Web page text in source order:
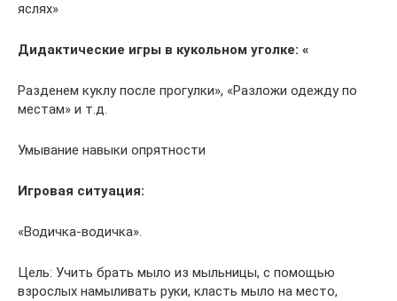
яслях»
Дидактические игры в кукольном уголке: «
Разденем куклу после прогулки», «Разложи одежду по
местам» и т.д.
Умывание навыки опрятности
Игровая ситуация:
«Водичка-водичка».
Цель: Учить брать мыло из мыльницы, с помощью
взрослых намыливать руки, класть мыло на место,